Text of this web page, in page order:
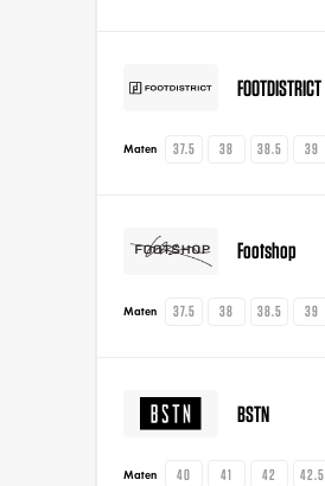
FOOTDISTRICT
Maten 37.5 38 38.5 39
Footshop
Maten 37.5 38 38.5 39
BSTN
Maten 40 41 42 42.5